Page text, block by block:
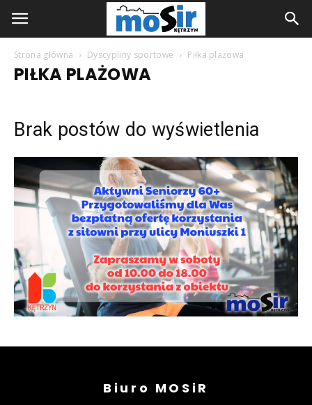
Strona główna Dyscypliny sportowe Piłka plażowa
PIŁKA PLAŻOWA
Brak postów do wyświetlenia
Biuro MOSiR